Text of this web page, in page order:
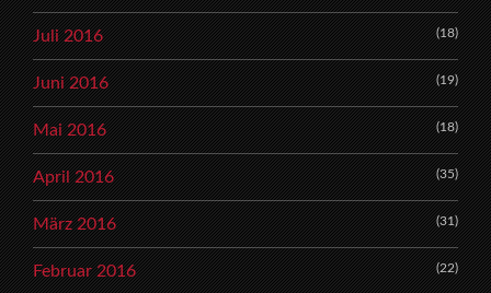
Juli 2016 (18)
Juni 2016 (19)
Mai 2016 (18)
April 2016 (35)
März 2016 (31)
Februar 2016 (22)